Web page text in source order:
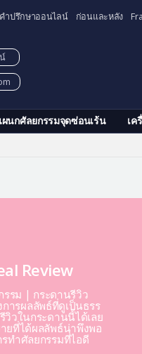
ำปรึกษาออนไลน์ ก่อนและหลัง
ผนกศัลยกรรมจุดซ่อนเร้น เค
Review
รรม | กระดานรีวิว
ารผลลัพธ์ที่ดูเป็นธรร
วิวในกระดานนี้ได้เลย
ยที่ได้ผลลัพธ์น่าพึงพอ
ทำศัลยกรรมที่ไอดี